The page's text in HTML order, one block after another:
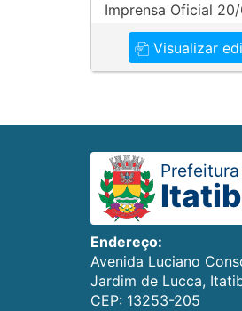
Imprensa Oficial
Visualizar
Endereço:
Avenida Luciano
Jardim de Lucca,
CEP: 13253-205